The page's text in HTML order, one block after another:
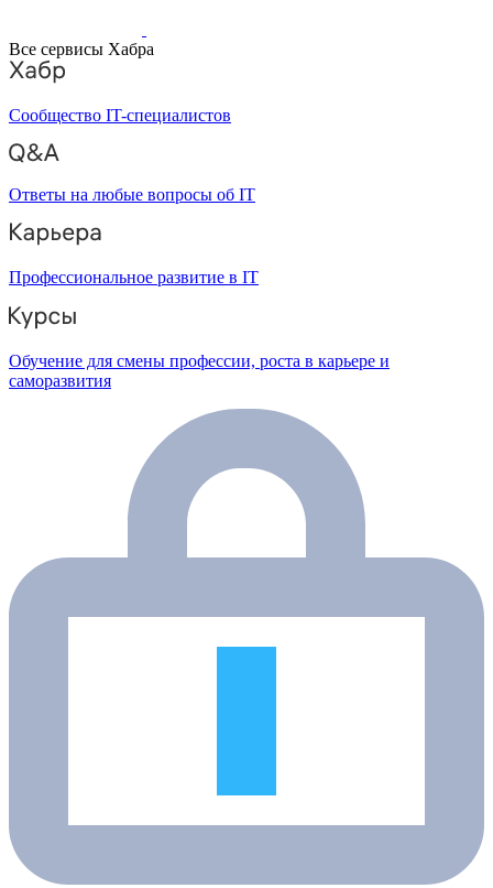
Все сервисы Хабра
Сообщество IT-специалистов
Ответы на любые вопросы об IT
Профессиональное развитие в IT
Обучение для смены профессии, роста в карьере и
саморазвития